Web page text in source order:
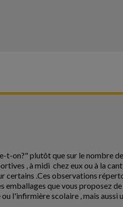
on?" plutôt que sur le nombre
, à midi chez eux ou à la
.Ces observations
que vous proposez
l'infirmière scolaire , mais aussi